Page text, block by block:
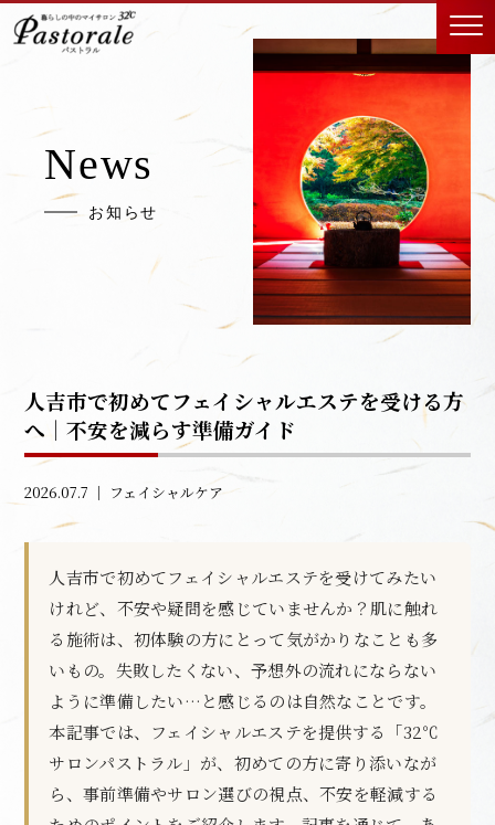
News
お知らせ
人吉市で初めてフェイシャルエステを受ける方
へ｜不安を減らす準備ガイド
2026.07.7 ｜ フェイシャルケア
人吉市で初めてフェイシャルエステを受けてみたい
けれど、不安や疑問を感じていませんか？肌に触れ
る施術は、初体験の方にとって気がかりなことも多
いもの。失敗したくない、予想外の流れにならない
ように準備したい…と感じるのは自然なことです。
本記事では、フェイシャルエステを提供する「32℃
サロンパストラル」が、初めての方に寄り添いなが
ら、事前準備やサロン選びの視点、不安を軽減する